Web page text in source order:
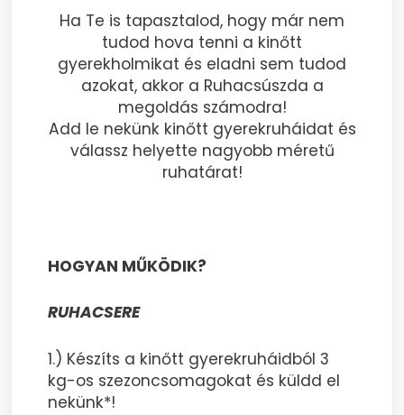
Ha Te is tapasztalod, hogy már nem
tudod hova tenni a kinőtt
gyerekholmikat és eladni sem tudod
azokat, akkor a Ruhacsúszda a
megoldás számodra!
Add le nekünk kinőtt gyerekruháidat és
válassz helyette nagyobb méretű
ruhatárat!
HOGYAN MŰKÖDIK?
RUHACSERE
1.) Készíts a kinőtt gyerekruháidból 3
kg-os szezoncsomagokat és küldd el
nekünk*!